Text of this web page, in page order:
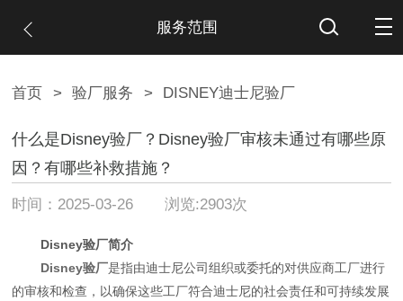
服务范围
首页 > 验厂服务 > DISNEY迪士尼验厂
什么是Disney验厂？Disney验厂审核未通过有哪些原
因？有哪些补救措施？
时间：2025-03-26 浏览:2903次
Disney验厂简介
Disney验厂是指由迪士尼公司组织或委托的对供应商工厂进行
的审核和检查，以确保这些工厂符合迪士尼的社会责任和可持续发展